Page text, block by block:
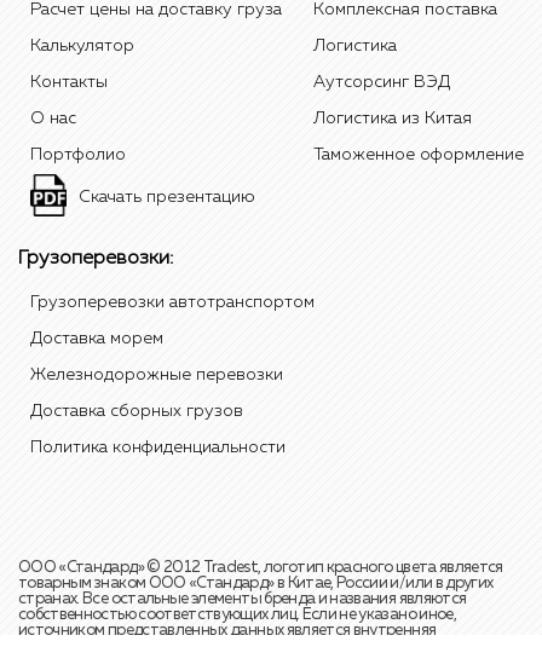
Расчет цены на доставку груза
Калькулятор
Контакты
О нас
Портфолио
Скачать презентацию
Комплексная поставка
Логистика
Аутсорсинг ВЭД
Логистика из Китая
Таможенное оформление
Грузоперевозки:
Грузоперевозки автотранспортом
Доставка морем
Железнодорожные перевозки
Доставка сборных грузов
Политика конфиденциальности
ООО «Стандард» © 2012 Tradest, логотип красного цвета является
товарным знаком ООО «Стандард» в Китае, России и/или в других
странах. Все остальные элементы бренда и названия являются
собственностью соответствующих лиц. Если не указано иное,
источником представленных данных является внутренняя